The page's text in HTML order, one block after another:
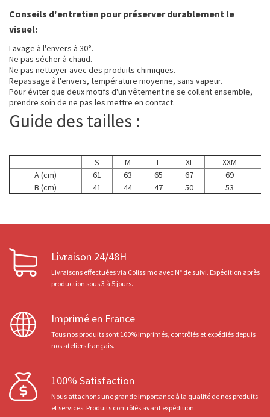
Conseils d'entretien pour préserver durablement le
visuel:
Lavage à l'envers à 30°.
Ne pas sécher à chaud.
Ne pas nettoyer avec des produits chimiques.
Repassage à l'envers, température moyenne, sans vapeur.
Pour éviter que deux motifs d'un vêtement ne se collent ensemble,
prendre soin de ne pas les mettre en contact.
Guide des tailles :
S M L XL
XXM
A (cm)
61 63 65 67
69
B (cm)
41 44 47 50 53
Livraison 24/48H
Livraisons effectuées via Colissimo avec N° de suivi. Expédition après
production sous 3 à 5 jours.
Imprimé en France
Tous nos produits sont 100% imprimés, contrôlés et expédiés depuis
nos ateliers français.
100% Satisfaction
Nous attachons une grande importance à la qualité de nos produits
et services. Produits contrôlés avant expédition.